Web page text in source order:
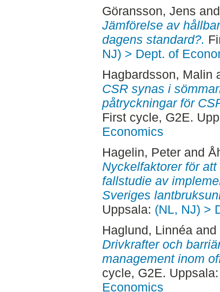
Göransson, Jens
Jämförelse av
dagens standard?.
NJ) > Dept. of
Hagbardsson, Malin
CSR synas i
påtryckningar för
First cycle, G2E.
Economics
Hagelin, Peterand
Nyckelfaktorer för
fallstudie av
Sveriges
Uppsala: (NL, NJ) >
Haglund, Linnéa and
Drivkrafter och
management inom
cycle, G2E.
Economics